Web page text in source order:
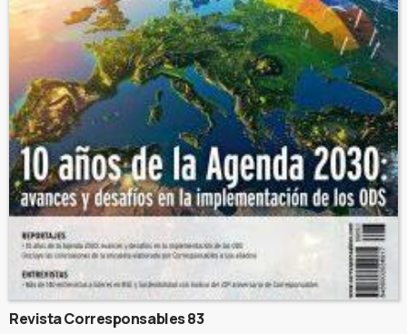
Revista Corresponsables 83